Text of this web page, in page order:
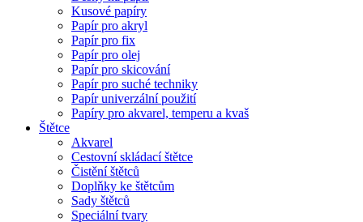
Kusové papíry
Papír pro akryl
Papír pro fix
Papír pro olej
Papír pro skicování
Papír pro suché techniky
Papír univerzální použití
Papíry pro akvarel, temperu a kvaš
Štětce
Akvarel
Cestovní skládací štětce
Čistění štětců
Doplňky ke štětcům
Sady štětců
Speciální tvary